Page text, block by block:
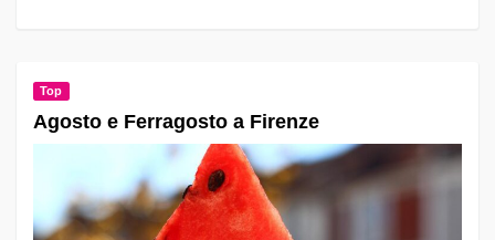
Top
Agosto e Ferragosto a Firenze